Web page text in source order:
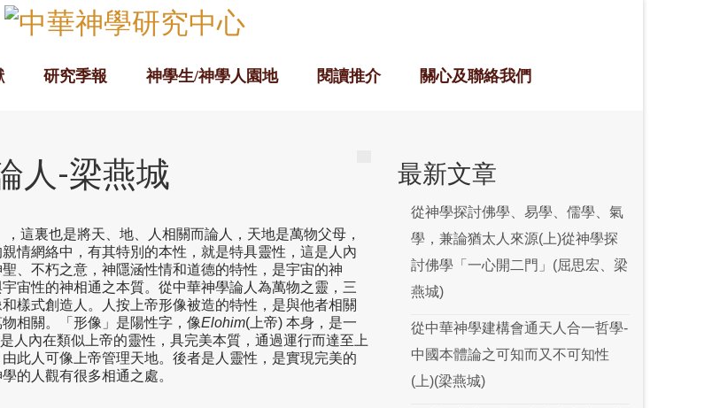
研究季報 神學生/神學人園地 閱讀推介 關心及聯絡我們
人-梁燕城
這裏也是將天、地、人相關而論人，天地是萬物父母，
情網絡中，有其特別的本性，就是特具靈性，這是人內
、不朽之意，神隱涵性情和道德的特性，是宇宙的神
宙性的神相通之本質。從中華神學論人為萬物之靈，三
樣式創造人。人按上帝形像被造的特性，是與他者相關
相關。「形像」是陽性字，像Elohim(上帝) 本身，是一
人內在類似上帝的靈性，具完美本質，通過運行而達至上
此人可像上帝管理天地。後者是人靈性，是實現完美的
的人觀有很多相通之處。
最新文章
從神學探討佛學、易學、儒學、氣
學，兼論猶太人來源(上)從神學探
討佛學「一心開二門」(屈思宏、梁
燕城)
從中華神學建構會通天人合一哲學-
中國本體論之可知而又不可知性
(上)(梁燕城)